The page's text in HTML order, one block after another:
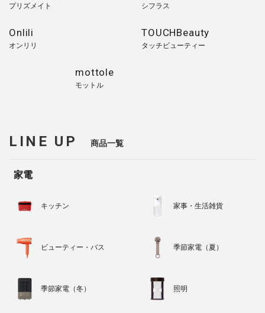
プリズメイト シフラス
Onlili
オンリリ
TOUCHBeauty
タッチビューティー
mottole
モットル
LINE UP 商品一覧
家電
キッチン 家事・生活雑貨
ビューティー・バス 季節家電（夏）
季節家電（冬） 照明